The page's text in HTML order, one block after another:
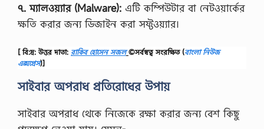
কা
মী
৭. ম্যালওয়্যার (Malware): এটি কম্পিউটার বা নেটওয়ার্কের
ক্ষতি করার জন্য ডিজাইন করা সফ্টওয়্যার।
[ বি:দ্র: উত্তর দাতা: রাকিব হোসেন সজল ©সর্বস্বত্ব সংরক্ষিত (বাংলা নিউজ
এক্সপ্রেস)]
সাইবার অপরাধ প্রতিরোধের উপায়
সাইবার অপরাধ থেকে নিজেকে রক্ষা করার জন্য বেশ কিছু